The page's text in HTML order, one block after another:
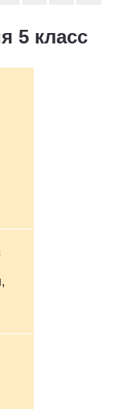
5 класс